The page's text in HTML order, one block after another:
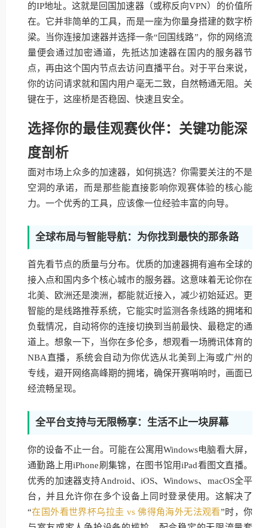
的IP地址。这就是回国加速器（或称反向VPN）的价值所
在。它并非简单的工具，而是一座为你量身搭建的数字桥
梁。当你连接加速器并选择一条“回国线路”，你的网络流
量便会通过加密通道，先抵达加速器在国内的服务器节
点，再由这个国内节点去访问直播平台。对于平台来说，
你的访问请求就和国内用户毫无二致，自然畅通无阻。关
键在于，这座桥是否稳固、快速且安全。
选择你的最佳观赛伙伴：关键功能深
度剖析
面对市场上众多的加速器，如何挑选？你需要关注的不是
空洞的承诺，而是那些能直接影响你观赛体验的核心能
力。一个优秀的工具，应该像一位经验丰富的向导。
全球布局与智能导航：为你找到最快的那条路
首先看节点的质量与分布。优质的加速器拥有遍布全球的
接入点和国内多个核心城市的服务器。这意味着无论你在
北美、欧洲还是澳洲，都能就近接入，减少初始延迟。更
智能的是线路推荐系统，它能实时监测各条线路的拥堵和
负载情况，自动将你的连接切换到当前最快、最稳定的通
道上。想象一下，当你在多伦多，想观看一场腾讯体育的
NBA直播，系统会自动为你优选从北美到上海或广州的
专线，避开网络高峰期的拥堵，确保开赛哨响时，画面已
经流畅呈现。
全平台支持与无限畅享：生活不止一块屏幕
你的设备不止一台。可能在公寓用Windows电脑看大屏，
通勤路上用iPhone刷集锦，在图书馆用iPad看图文直播。
优秀的加速器支持Android、iOS、Windows、macOS全平
台，并且允许你在多个设备上同时登录使用。这解决了
“在国外看世界杯乌拉圭 vs 佛得角海外无法观看”时，你